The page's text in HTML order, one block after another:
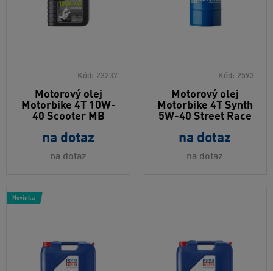
Kód: 23237
Motorový olej
Motorbike 4T 10W-
40 Scooter MB
na dotaz
na dotaz
Kód: 2593
Motorový olej
Motorbike 4T Synth
5W-40 Street Race
na dotaz
na dotaz
Novinka